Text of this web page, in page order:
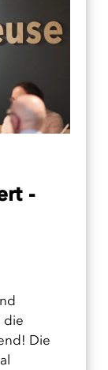
-
die
Die